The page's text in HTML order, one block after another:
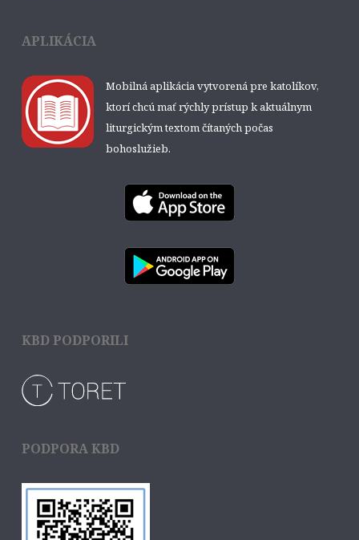
APLIKÁCIA
Mobilná aplikácia vytvorená pre katolíkov,
ktorí chcú mať rýchly prístup k aktuálnym
liturgickým textom čítaných počas
bohoslužieb.
KBD PODPORILI
PODPORA KBD